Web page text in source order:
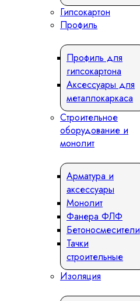
Гипсокартон
Профиль
Профиль для
гипсокартона
Аксессуары для
металлокаркаса
Строительное
оборудование и
монолит
Арматура и
аксессуары
Монолит
Фанера ФЛФ
Бетоносмесители
Тачки
строительные
Изоляция